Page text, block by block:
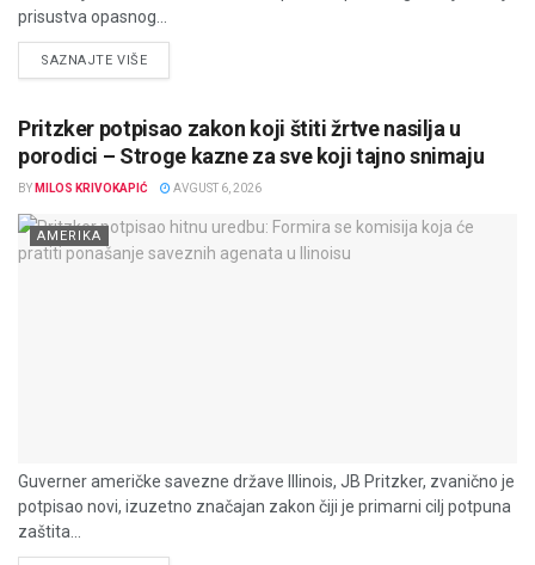
prisustva opasnog...
SAZNAJTE VIŠEDETAILS
Pritzker potpisao zakon koji štiti žrtve nasilja u
porodici – Stroge kazne za sve koji tajno snimaju
BY MILOS KRIVOKAPIĆ AVGUST 6, 2026
AMERIKA
Guverner američke savezne države Illinois, JB Pritzker, zvanično je
potpisao novi, izuzetno značajan zakon čiji je primarni cilj potpuna
zaštita...